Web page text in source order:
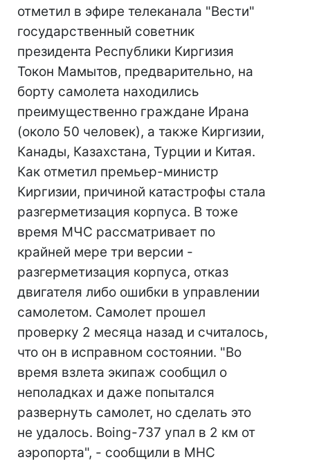
отметил в эфире телеканала "Вести"
государственный советник
президента Республики Киргизия
Токон Мамытов, предварительно, на
борту самолета находились
преимущественно граждане Ирана
(около 50 человек), а также Киргизии,
Канады, Казахстана, Турции и Китая.
Как отметил премьер-министр
Киргизии, причиной катастрофы стала
разгерметизация корпуса. В тоже
время МЧС рассматривает по
крайней мере три версии -
разгерметизация корпуса, отказ
двигателя либо ошибки в управлении
самолетом. Самолет прошел
проверку 2 месяца назад и считалось,
что он в исправном состоянии. "Во
время взлета экипаж сообщил о
неполадках и даже попытался
развернуть самолет, но сделать это
не удалось. Boing-737 упал в 2 км от
аэропорта", - сообщили в МНС